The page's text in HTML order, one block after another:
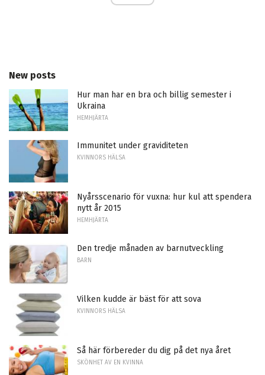
New posts
Hur man har en bra och billig semester i
Ukraina
HEMHJÄRTA
Immunitet under graviditeten
KVINNORS HÄLSA
Nyårsscenario för vuxna: hur kul att spendera
nytt år 2015
HEMHJÄRTA
Den tredje månaden av barnutveckling
BARN
Vilken kudde är bäst för att sova
KVINNORS HÄLSA
Så här förbereder du dig på det nya året
SKÖNHET AV EN KVINNA